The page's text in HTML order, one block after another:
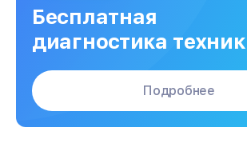
Бесплатная
диагностика
Подробнее